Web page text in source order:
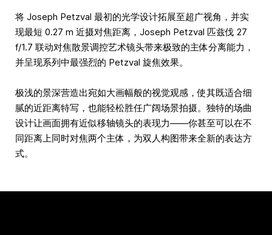
将 Joseph Petzval 最初的光学设计拓展至超广视角，并实
现最短 0.27 m 近摄对焦距离，Joseph Petzval 匹兹伐 27
f/1.7 联动对焦散景调控艺术镜头带来极致的主体分离能力，
并呈现系列中最强烈的 Petzval 旋焦效果。
极浅的景深营造出宛如大画幅般的视觉观感，使其既适合细
腻的近距离特写，也能轻松胜任广阔场景拍摄。独特的场曲
设计让画面拥有近似移轴镜头的表现力——你甚至可以在不
同距离上同时对焦两个主体，为双人构图带来全新的表达方
式。